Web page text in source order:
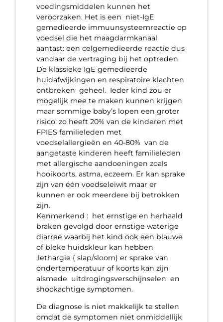
voedingsmiddelen kunnen het
veroorzaken. Het is een niet-IgE
gemedieerde immuunsysteemreactie op
voedsel die het maagdarmkanaal
aantast: een celgemedieerde reactie dus
vandaar de vertraging bij het optreden.
De klassieke IgE gemedieerde
huidafwijkingen en respiratoire klachten
ontbreken geheel. Ieder kind zou er
mogelijk mee te maken kunnen krijgen
maar sommige baby’s lopen een groter
risico: zo heeft 20% van de kinderen met
FPIES familieleden met
voedselallergieën en 40-80% van de
aangetaste kinderen heeft familieleden
met allergische aandoeningen zoals
hooikoorts, astma, eczeem. Er kan sprake
zijn van één voedseleiwit maar er
kunnen er ook meerdere bij betrokken
zijn.
Kenmerkend : het ernstige en herhaald
braken gevolgd door ernstige waterige
diarree waarbij het kind ook een blauwe
of bleke huidskleur kan hebben
,lethargie ( slap/sloom) er sprake van
ondertemperatuur of koorts kan zijn
alsmede uitdrogingsverschijnselen en
shockachtige symptomen.
De diagnose is niet makkelijk te stellen
omdat de symptomen niet onmiddellijk